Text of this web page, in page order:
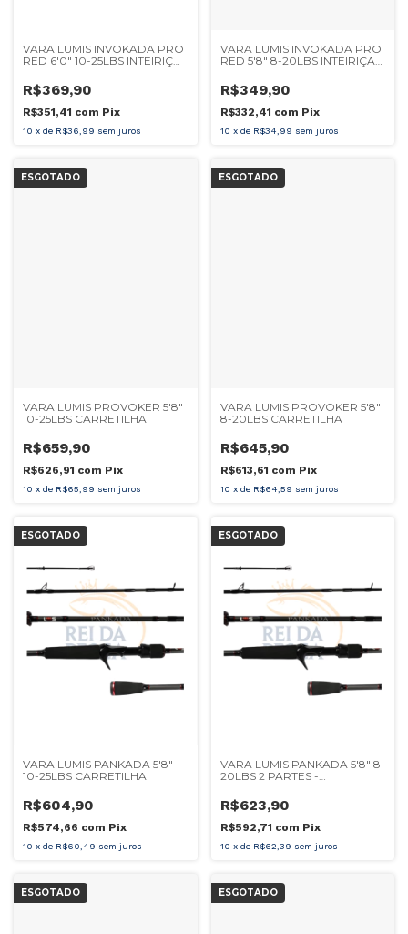
VARA LUMIS INVOKADA PRO
RED 6'0" 10-25LBS INTEIRIÇA
R$369,90
R$351,41 com Pix
10 x de R$36,99 sem juros
VARA LUMIS INVOKADA PRO
RED 5'8" 8-20LBS INTEIRIÇA
R$349,90
R$332,41 com Pix
10 x de R$34,99 sem juros
ESGOTADO
VARA LUMIS PROVOKER 5'8"
10-25LBS CARRETILHA
R$659,90
R$626,91 com Pix
10 x de R$65,99 sem juros
ESGOTADO
VARA LUMIS PROVOKER 5'8"
8-20LBS CARRETILHA
R$645,90
R$613,61 com Pix
10 x de R$64,59 sem juros
ESGOTADO
VARA LUMIS PANKADA 5'8"
10-25LBS CARRETILHA
R$604,90
R$574,66 com Pix
10 x de R$60,49 sem juros
ESGOTADO
VARA LUMIS PANKADA 5'8" 8-
20LBS 2 PARTES -
R$623,90
R$592,71 com Pix
10 x de R$62,39 sem juros
ESGOTADO ESGOTADO